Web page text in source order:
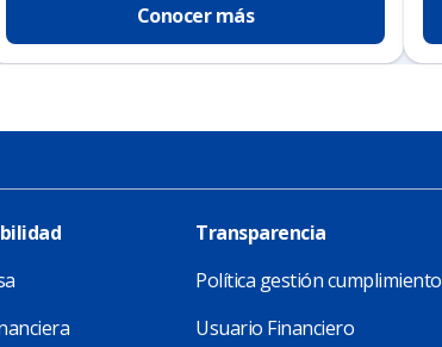
Conocer más
Transparencia
Política gestión cumplimiento
Usuario Financiero